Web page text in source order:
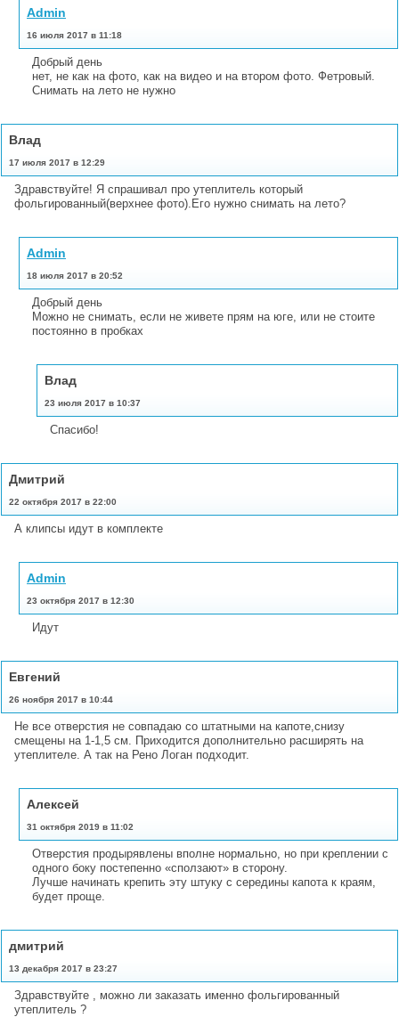
Admin
16 июля 2017 в 11:18
Добрый день
нет, не как на фото, как на видео и на втором фото. Фетровый.
Снимать на лето не нужно
Влад
17 июля 2017 в 12:29
Здравствуйте! Я спрашивал про утеплитель который
фольгированный(верхнее фото).Его нужно снимать на лето?
Admin
18 июля 2017 в 20:52
Добрый день
Можно не снимать, если не живете прям на юге, или не стоите
постоянно в пробках
Влад
23 июля 2017 в 10:37
Спасибо!
Дмитрий
22 октября 2017 в 22:00
А клипсы идут в комплекте
Admin
23 октября 2017 в 12:30
Идут
Евгений
26 ноября 2017 в 10:44
Не все отверстия не совпадаю со штатными на капоте,снизу
смещены на 1-1,5 см. Приходится дополнительно расширять на
утеплителе. А так на Рено Логан подходит.
Алексей
31 октября 2019 в 11:02
Отверстия продырявлены вполне нормально, но при креплении с
одного боку постепенно «сползают» в сторону.
Лучше начинать крепить эту штуку с середины капота к краям,
будет проще.
дмитрий
13 декабря 2017 в 23:27
Здравствуйте , можно ли заказать именно фольгированный
утеплитель ?